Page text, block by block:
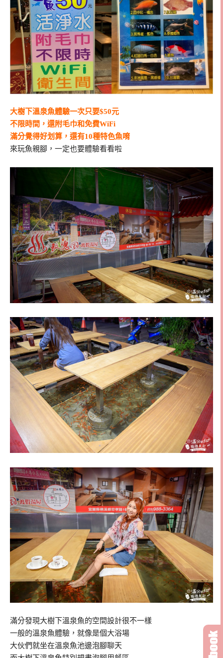
大樹下溫泉魚體驗一次只要$50元
不限時間，還附毛巾和免費WiFi
滿分覺得好划算，還有10種特色魚唷
來玩魚親腳，一定也要體驗看看啦
滿分發現大樹下溫泉魚的空間設計很不一樣
一般的溫泉魚體驗，就像是個大浴場
大伙們就坐在溫泉魚池邊泡腳聊天